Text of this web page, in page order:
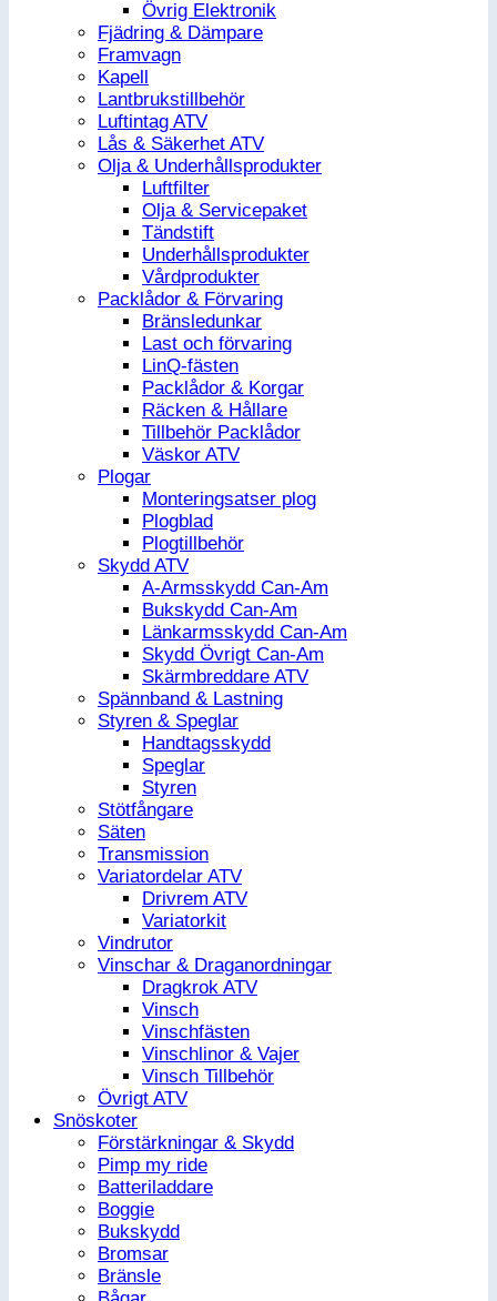
Övrig Elektronik
Fjädring & Dämpare
Framvagn
Kapell
Lantbrukstillbehör
Luftintag ATV
Lås & Säkerhet ATV
Olja & Underhållsprodukter
Luftfilter
Olja & Servicepaket
Tändstift
Underhållsprodukter
Vårdprodukter
Packlådor & Förvaring
Bränsledunkar
Last och förvaring
LinQ-fästen
Packlådor & Korgar
Räcken & Hållare
Tillbehör Packlådor
Väskor ATV
Plogar
Monteringsatser plog
Plogblad
Plogtillbehör
Skydd ATV
A-Armsskydd Can-Am
Bukskydd Can-Am
Länkarmsskydd Can-Am
Skydd Övrigt Can-Am
Skärmbreddare ATV
Spännband & Lastning
Styren & Speglar
Handtagsskydd
Speglar
Styren
Stötfångare
Säten
Transmission
Variatordelar ATV
Drivrem ATV
Variatorkit
Vindrutor
Vinschar & Draganordningar
Dragkrok ATV
Vinsch
Vinschfästen
Vinschlinor & Vajer
Vinsch Tillbehör
Övrigt ATV
Snöskoter
Förstärkningar & Skydd
Pimp my ride
Batteriladdare
Boggie
Bukskydd
Bromsar
Bränsle